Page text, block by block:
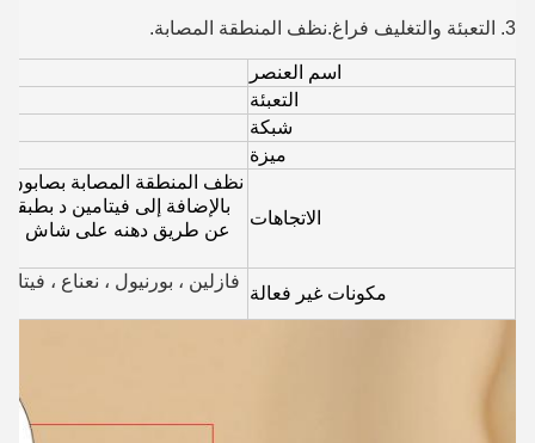
3. التعبئة والتغليف فراغ.نظف المنطقة المصابة.
اسم العنصر
التعبئة
شبكة
ميزة
الاتجاهات
نظف المنطقة المصابة بصابون
بالإضافة إلى فيتامين د
عن طريق دهنه على شاش
مكونات غير فعالة
فازلين ، بورنيول ، نعناع ،